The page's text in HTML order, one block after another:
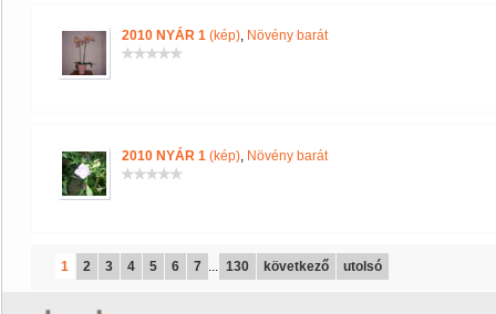
2010 NYÁR 1 (kép), Növény barát
2010 NYÁR 1 (kép), Növény barát
1 2 3 4 5 6 7 ... 130 következő utolsó